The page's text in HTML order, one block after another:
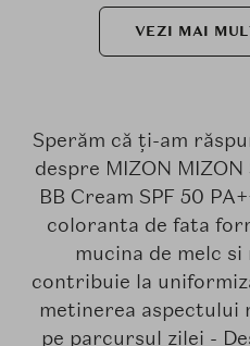
VEZI MAI
Sperăm că ți-am
despre MIZON
BB Cream SPF 50
coloranta de fata
mucina de melc
contribuie la
metinerea aspectului
pe parcursul zilei -